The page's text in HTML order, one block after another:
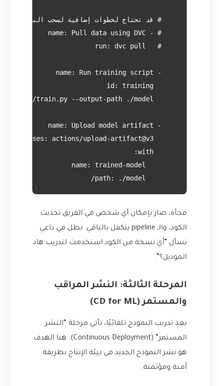
فجأة، صار بإمكان أي شخص في الفريق تحديث
الكود، والـ pipeline يتكفل بالباقي. بطل في داعي
نسأل “أي نسخة من الكود استخدمت لتدريب هاد
الموديل؟”.
المرحلة الثالثة: النشر المراقب
والمستمر (CD for ML)
بعد تدريب النموذج تلقائيًا، تأتي مرحلة “النشر
المستمر” (Continuous Deployment). هنا الهدف
هو نشر النموذج الجديد في بيئة الإنتاج بطريقة
آمنة ومؤتمتة.